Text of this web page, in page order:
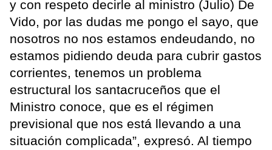
y con respeto decirle al ministro (Julio) De
Vido, por las dudas me pongo el sayo, que
nosotros no nos estamos endeudando, no
estamos pidiendo deuda para cubrir gastos
corrientes, tenemos un problema
estructural los santacruceños que el
Ministro conoce, que es el régimen
previsional que nos está llevando a una
situación complicada”, expresó. Al tiempo